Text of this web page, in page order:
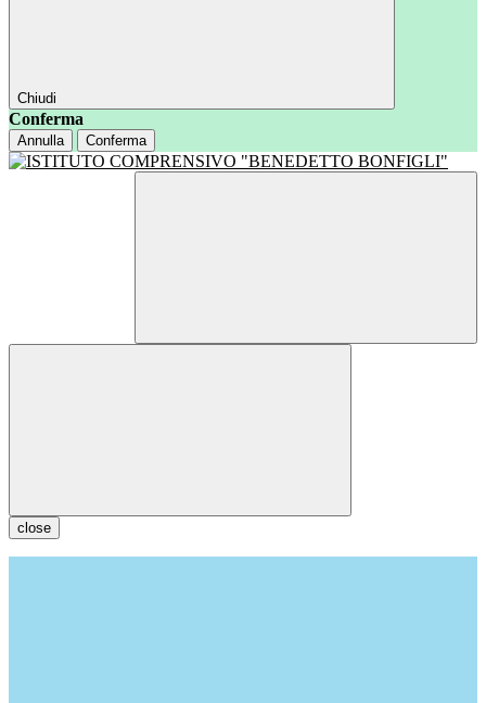
Chiudi
Conferma
Annulla Conferma
close